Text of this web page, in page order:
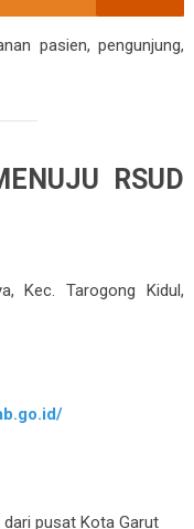
pasien, pengunjung,
RSUD
Kec. Tarogong Kidul,
pusat Kota Garut